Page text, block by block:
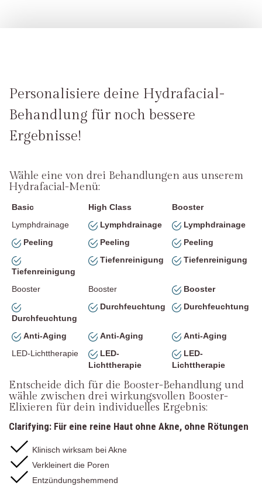
Personalisiere deine Hydrafacial-
Behandlung für noch bessere
Ergebnisse!
Wähle eine von drei Behandlungen aus unserem
Hydrafacial-Menü:
Basic High Class
Booster
Lymphdrainage
Lymphdrainage
Lymphdrainage
Peeling
Peeling Peeling
Tiefenreinigung
Tiefenreinigung Tiefenreinigung
Booster Booster Booster
Durchfeuchtung
Durchfeuchtung Durchfeuchtung
Anti-Aging Anti-Aging
Anti-Aging
LED-Lichttherapie
LED-
Lichttherapie
LED-
Lichttherapie
Entscheide dich für die Booster-Behandlung und
wähle zwischen drei wirkungsvollen Booster-
Elixieren für dein individuelles Ergebnis:
Clarifying: Für eine reine Haut ohne Akne, ohne Rötungen
Klinisch wirksam bei Akne
Verkleinert die Poren
Entzündungshemmend